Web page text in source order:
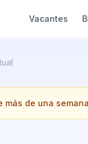
Vacantes
más de una